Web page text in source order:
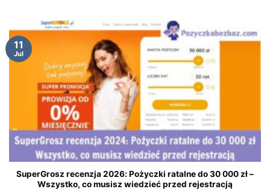
SuperGrosz recenzja 2026: Pożyczki ratalne do 30 000 zł –
Wszystko, co musisz wiedzieć przed rejestracją
11
Jul